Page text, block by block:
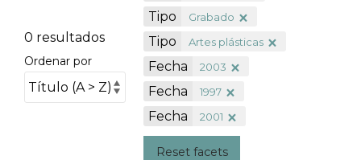
0 resultados
Ordenar por
Tipo Grabado
Tipo Artes plásticas
Fecha 2003
Fecha 1997
Fecha 2001
Reset facets